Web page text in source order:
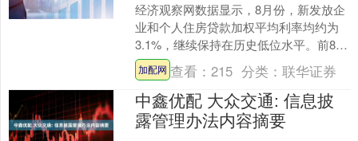
经济观察网数据显示，8月份，新发放企
业和个人住房贷款加权平均利率均约为
3.1%，继续保持在历史低位水平。前8个
月，人民币贷款增加13.46万亿元。分部
门看，住户....
加配网 查看：215 分类：联华证券
中鑫优配 大众交通: 信息披
露管理办法内容摘要